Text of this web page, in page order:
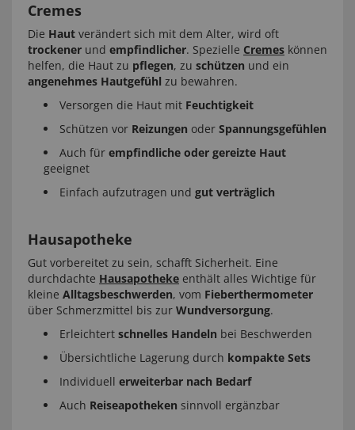
Cremes
Die Haut verändert sich mit dem Alter, wird oft
trockener und empfindlicher. Spezielle Cremes können
helfen, die Haut zu pflegen, zu schützen und ein
angenehmes Hautgefühl zu bewahren.
Versorgen die Haut mit Feuchtigkeit
Schützen vor Reizungen oder Spannungsgefühlen
Auch für empfindliche oder gereizte Haut
geeignet
Einfach aufzutragen und gut verträglich
Hausapotheke
Gut vorbereitet zu sein, schafft Sicherheit. Eine
durchdachte Hausapotheke enthält alles Wichtige für
kleine Alltagsbeschwerden, vom Fieberthermometer
über Schmerzmittel bis zur Wundversorgung.
Erleichtert schnelles Handeln bei Beschwerden
Übersichtliche Lagerung durch kompakte Sets
Individuell erweiterbar nach Bedarf
Auch Reiseapotheken sinnvoll ergänzbar